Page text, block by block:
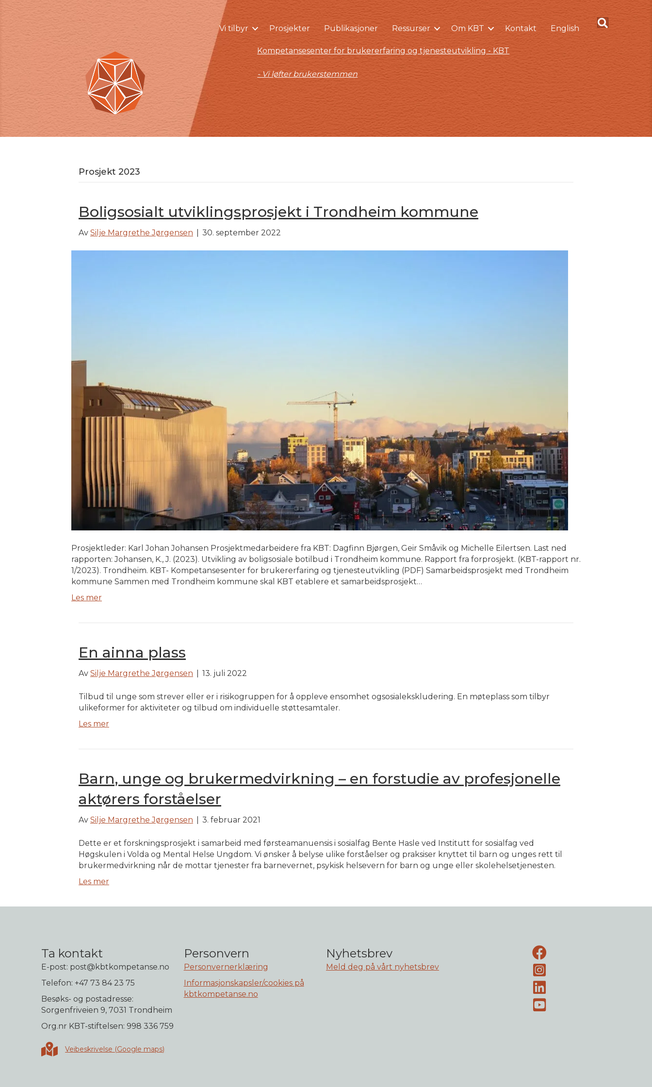
Vi tilbyr Prosjekter Publikasjoner Ressurser Om KBT Kontakt English
Kompetansesenter for brukererfaring og tjenesteutvikling - KBT
- Vi løfter brukerstemmen
Prosjekt 2023
Boligsosialt utviklingsprosjekt i Trondheim kommune
Av Silje Margrethe Jørgensen 30. september 2022
Prosjektleder: Karl Johan Johansen Prosjektmedarbeidere fra KBT: Dagfinn Bjørgen, Geir Småvik og Michelle Eilertsen. Last ned
rapporten: Johansen, K., J. (2023). Utvikling av boligsosiale botilbud i Trondheim kommune. Rapport fra forprosjekt. (KBT-rapport nr.
1/2023). Trondheim. KBT- Kompetansesenter for brukererfaring og tjenesteutvikling (PDF) Samarbeidsprosjekt med Trondheim
kommune Sammen med Trondheim kommune skal KBT etablere et samarbeidsprosjekt…
Les mer
En ainna plass
Av Silje Margrethe Jørgensen 13. juli 2022
Tilbud til unge som strever eller er i risikogruppen for å oppleve ensomhet ogsosialekskludering. En møteplass som tilbyr
ulikeformer for aktiviteter og tilbud om individuelle støttesamtaler.
Les mer
Barn, unge og brukermedvirkning – en forstudie av profesjonelle
aktørers forståelser
Av Silje Margrethe Jørgensen 3. februar 2021
Dette er et forskningsprosjekt i samarbeid med førsteamanuensis i sosialfag Bente Hasle ved Institutt for sosialfag ved
Høgskulen i Volda og Mental Helse Ungdom. Vi ønsker å belyse ulike forståelser og praksiser knyttet til barn og unges rett til
brukermedvirkning når de mottar tjenester fra barnevernet, psykisk helsevern for barn og unge eller skolehelsetjenesten.
Les mer
Ta kontakt
E-post: post@kbtkompetanse.no
Telefon: +47 73 84 23 75
Besøks- og postadresse:
Sorgenfriveien 9, 7031 Trondheim
Org.nr KBT-stiftelsen: 998 336 759
Veibeskrivelse i Google maps
Veibeskrivelse (Google maps)
Personvern
Personvernerklæring
Informasjonskapsler/cookies på
kbtkompetanse.no
Nyhetsbrev
Meld deg på vårt nyhetsbrev
Facebook-side
Instagram
LinkedIn
Youtube